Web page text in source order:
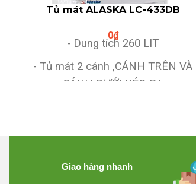
Tủ mát ALASKA LC-433DB
0₫
- Dung tích 260 LIT
- Tủ mát 2 cánh ,CÁNH TRÊN VÀ
CÁNH DƯỚI KÉO RA
- Giảm giá khi mua số lượng nhiều
Giao hàng nhanh